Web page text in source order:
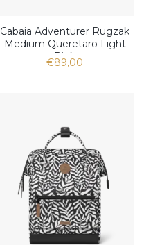
Cabaia Adventurer Rugzak
Medium Queretaro Light
Pink
€89,00